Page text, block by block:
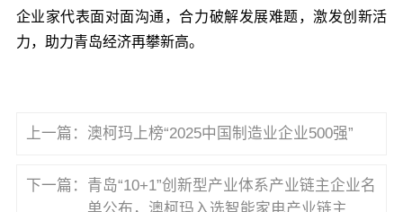
企业家代表面对面沟通，合力破解发展难题，激发创新活
力，助力青岛经济再攀新高。
上一篇： 澳柯玛上榜“2025中国制造业企业500强”
下一篇： 青岛“10+1”创新型产业体系产业链主企业名
单公布，澳柯玛入选智能家电产业链主